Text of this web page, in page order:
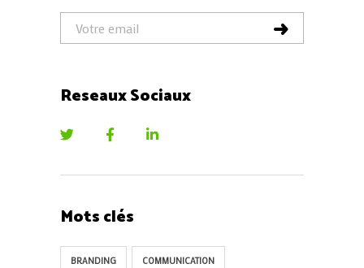
Reseaux Sociaux
Mots clés
BRANDING COMMUNICATION